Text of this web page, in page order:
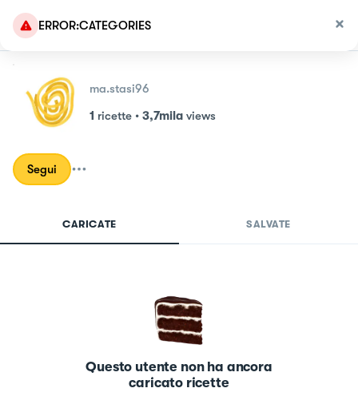
ERROR:CATEGORIES
ma.stasi96
1 ricette • 3,7mila views
Segui
CARICATE SALVATE
Questo utente non ha ancora
caricato ricette